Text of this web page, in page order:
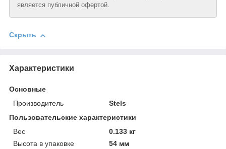
является публичной офертой.
Скрыть
Характеристики
Основные
Производитель
Stels
Пользовательские характеристики
Вeс
0.133 кг
Высотa в упаковке
54 мм